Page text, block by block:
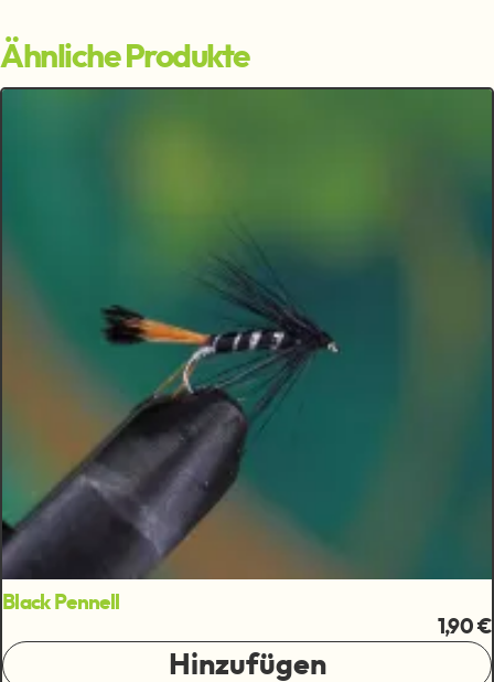
Ähnliche Produkte
Black Pennell
1,90 €
Hinzufügen